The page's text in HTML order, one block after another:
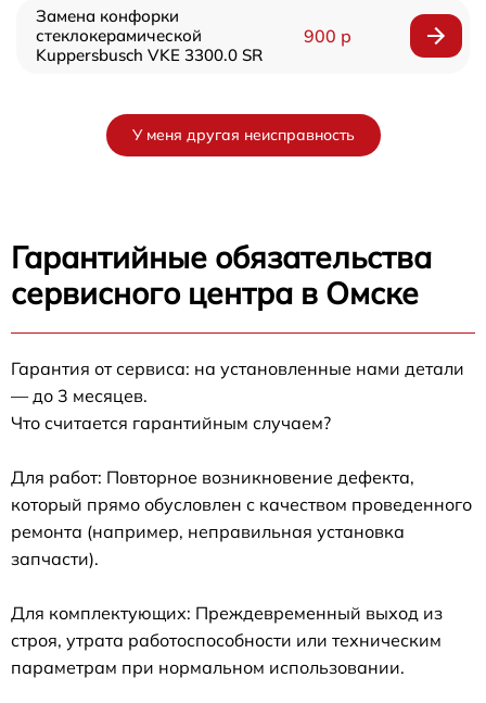
Замена конфорки
стеклокерамической
Kuppersbusch VKE 3300.0 SR
900 р
У меня другая неисправность
Гарантийные обязательства
сервисного центра в Омске
Гарантия от сервиса: на установленные нами детали
— до 3 месяцев.
Что считается гарантийным случаем?
Для работ: Повторное возникновение дефекта,
который прямо обусловлен с качеством проведенного
ремонта (например, неправильная установка
запчасти).
Для комплектующих: Преждевременный выход из
строя, утрата работоспособности или техническим
параметрам при нормальном использовании.